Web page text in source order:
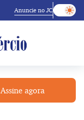
Anuncie no JC
Assine agora